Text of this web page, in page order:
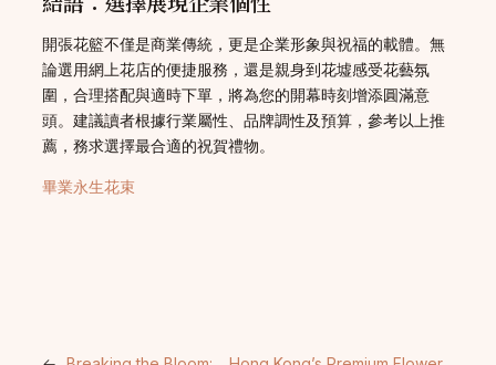
開張花籃不僅是商業傳統，更是企業形象與祝福的載體。無
論選用網上花店的便捷服務，還是親身到花墟感受花藝氛
圍，合理搭配與適時下單，將為您的開幕時刻增添圓滿意
頭。建議讀者根據行業屬性、品牌調性及預算，參考以上推
薦，務求選擇最合適的祝賀禮物。
畢業永生花束